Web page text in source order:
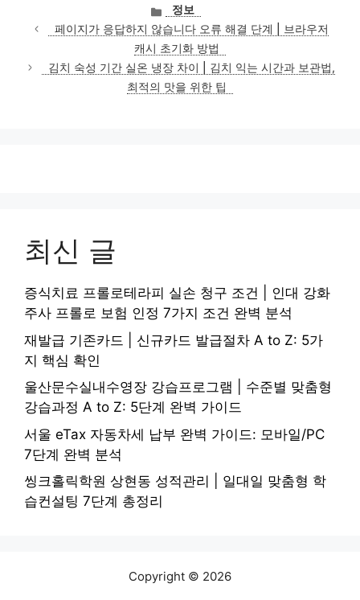
카
테
고
리
정보
페이지가 응답하지 않습니다 오류 해결 단계 | 브라우저
캐시 초기화 방법
김치 숙성 기간 실온 냉장 차이 | 김치 익는 시간과 보관법,
최적의 맛을 위한 팁
최신 글
증식치료 프롤로테라피 실손 청구 조건 | 인대 강화
주사 프롤로 보험 인정 7가지 조건 완벽 분석
재발급 기존카드 | 신규카드 발급절차 A to Z: 5가
지 핵심 확인
울산문수실내수영장 강습프로그램 | 수준별 맞춤형
강습과정 A to Z: 5단계 완벽 가이드
서울 eTax 자동차세 납부 완벽 가이드: 모바일/PC
7단계 완벽 분석
씽크홀릭학원 상현동 성적관리 | 일대일 맞춤형 학
습컨설팅 7단계 총정리
Copyright © 2026